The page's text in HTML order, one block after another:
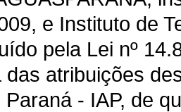
e Instituto de
pela Lei nº
atribuições
- IAP, de